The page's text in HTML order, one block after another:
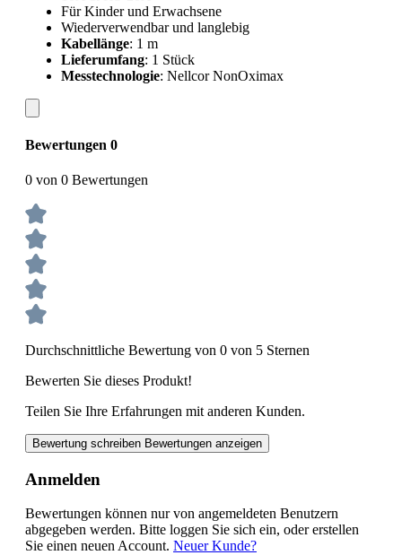
Für Kinder und Erwachsene
Wiederverwendbar und langlebig
Kabellänge: 1 m
Lieferumfang: 1 Stück
Messtechnologie: Nellcor NonOximax
Bewertungen 0
0 von 0 Bewertungen
Durchschnittliche Bewertung von 0 von 5 Sternen
Bewerten Sie dieses Produkt!
Teilen Sie Ihre Erfahrungen mit anderen Kunden.
Bewertung schreiben Bewertungen anzeigen
Anmelden
Bewertungen können nur von angemeldeten Benutzern
abgegeben werden. Bitte loggen Sie sich ein, oder erstellen
Sie einen neuen Account. Neuer Kunde?